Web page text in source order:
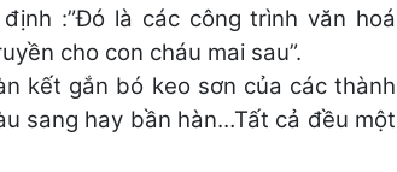
:”Đó là các công trình văn hoá
cho con cháu mai sau”.
kết gắn bó keo sơn của các thành
sang hay bần hàn…Tất cả đều một